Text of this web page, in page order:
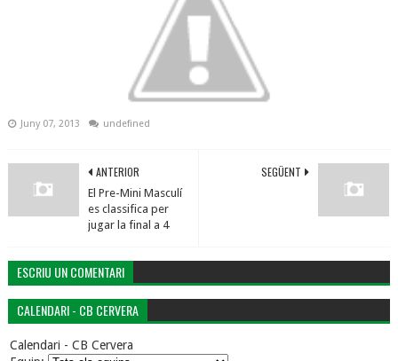
Juny 07, 2013 undefined
SEGÜENT
ANTERIOR
El Pre-Mini Masculí
es classifica per
jugar la final a 4
ESCRIU UN COMENTARI
CALENDARI - CB CERVERA
Calendari - CB Cervera